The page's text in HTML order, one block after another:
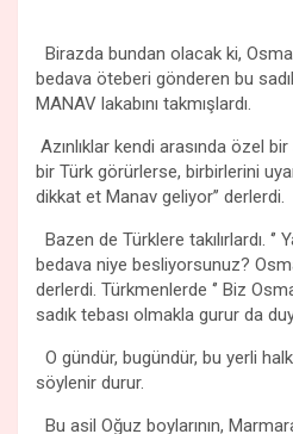
Birazda bundan olacak ki,
bedava öteberi gönderen bu
MANAV lakabını takmışlardı.
Azınlıklar kendi arasında özel
bir Türk görürlerse, birbirlerini
dikkat et Manav geliyor’’ derlerdi.
Bazen de Türklere takılırlardı. ‘’
bedava niye besliyorsunuz?
derlerdi. Türkmenlerde ‘’ Biz
sadık tebası olmakla gurur da
O gündür, bugündür, bu yerli
söylenir durur.
Bu asil Oğuz boylarının,